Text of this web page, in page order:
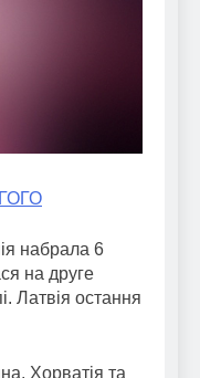
набрала 6
на друге
Латвія остання
Хорватія та